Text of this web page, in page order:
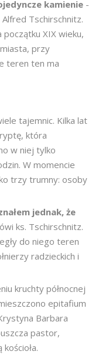
kamienie -
Tschirschnitz.
XIX wieku,
przy
teren ten ma
tajemnic. Kilka lat
która
w niej tylko
W momencie
trzy trumny: osoby
jednak, że
ks. Tschirschnitz.
do niego teren
radzieckich i
kruchty północnej
epitafium
Barbara
pastor,